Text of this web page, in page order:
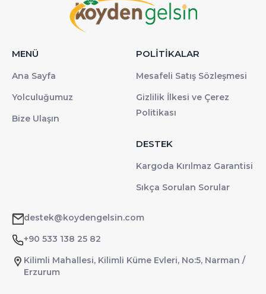
MENÜ
Ana Sayfa
Yolculuğumuz
Bize Ulaşın
POLİTİKALAR
Mesafeli Satış Sözleşmesi
Gizlilik İlkesi ve Çerez
Politikası
DESTEK
Kargoda Kırılmaz Garantisi
Sıkça Sorulan Sorular
destek@koydengelsin.com
+90 533 138 25 82
Kilimli Mahallesi, Kilimli Küme Evleri, No:5, Narman /
Erzurum